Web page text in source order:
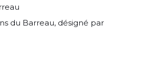
du Barreau, désigné par